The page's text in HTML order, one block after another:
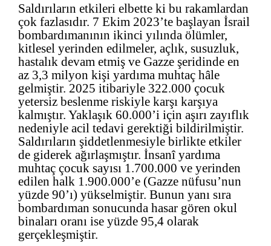
Saldırıların etkileri elbette ki bu rakamlardan
çok fazlasıdır. 7 Ekim 2023’te başlayan İsrail
bombardımanının ikinci yılında ölümler,
kitlesel yerinden edilmeler, açlık, susuzluk,
hastalık devam etmiş ve Gazze şeridinde en
az 3,3 milyon kişi yardıma muhtaç hâle
gelmiştir. 2025 itibariyle 322.000 çocuk
yetersiz beslenme riskiyle karşı karşıya
kalmıştır. Yaklaşık 60.000’i için aşırı zayıflık
nedeniyle acil tedavi gerektiği bildirilmiştir.
Saldırıların şiddetlenmesiyle birlikte etkiler
de giderek ağırlaşmıştır. İnsanî yardıma
muhtaç çocuk sayısı 1.700.000 ve yerinden
edilen halk 1.900.000’e (Gazze nüfusu’nun
yüzde 90’ı) yükselmiştir. Bunun yanı sıra
bombardıman sonucunda hasar gören okul
binaları oranı ise yüzde 95,4 olarak
gerçekleşmiştir.